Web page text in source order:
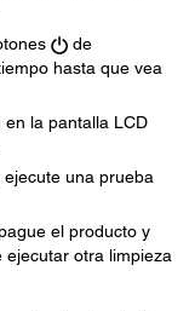
de
hasta que vea
la pantalla LCD
una prueba
el producto y
otra limpieza